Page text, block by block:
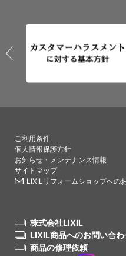
ご利用条件
個人情報保護方針
お知らせ・メンテナンス情報
サイトマップ
LIXILリフォームショップへの
株式会社LIXIL
LIXIL商品へのお問い合わ
商品の修理依頼